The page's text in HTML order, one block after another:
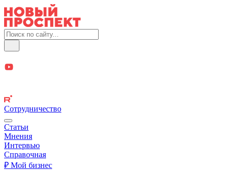
Сотрудничество
Статьи
Мнения
Интервью
Справочная
₽ Мой бизнес